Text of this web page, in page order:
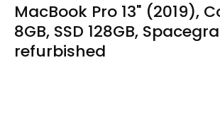
MacBook Pro 13" (2019),
8GB, SSD 128GB,
refurbished